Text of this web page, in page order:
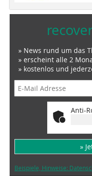
» News rund um das
» erscheint alle 2
» kostenlos und
Anti-
»
Beispiele, Hinweise: